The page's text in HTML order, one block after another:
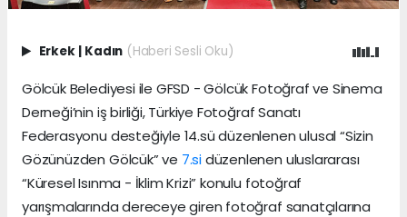
Erkek | Kadın (Haberi Sesli Oku)
Gölcük Belediyesi ile GFSD - Gölcük Fotoğraf ve Sinema
Derneği’nin iş birliği, Türkiye Fotoğraf Sanatı
Federasyonu desteğiyle 14.sü düzenlenen ulusal “Sizin
Gözünüzden Gölcük” ve 7.sidüzenlenen uluslararası
“Küresel Isınma - İklim Krizi” konulu fotoğraf
yarışmalarında dereceye giren fotoğraf sanatçılarına